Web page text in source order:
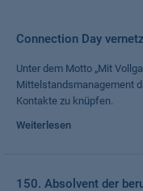
Connection Day
Unter dem Motto „Mit
Mittelstandsmanagement
Kontakte zu knüpfen.
Weiterlesen
150. Absolvent der